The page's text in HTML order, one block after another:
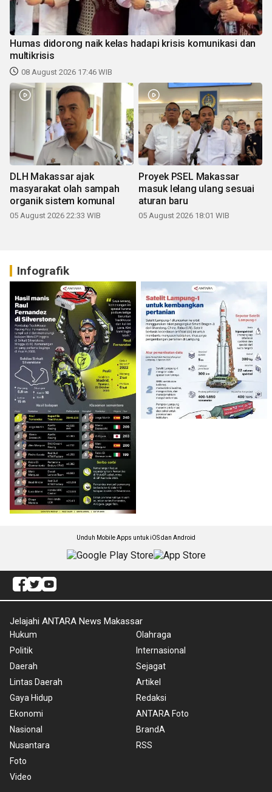
Humas didorong naik kelas hadapi krisis komunikasi dan
multikrisis
08 August 2026 17:46 WIB
DLH Makassar ajak
masyarakat olah sampah
organik sistem komunal
05 August 2026 22:33 WIB
Proyek PSEL Makassar
masuk lelang ulang sesuai
aturan baru
05 August 2026 18:01 WIB
Infografik
Unduh Mobile Apps untuk iOS dan Android
Jelajahi ANTARA News Makassar
Hukum
Politik
Daerah
Lintas Daerah
Gaya Hidup
Ekonomi
Nasional
Nusantara
Foto
Video
Olahraga
Internasional
Sejagat
Artikel
Redaksi
ANTARA Foto
BrandA
RSS